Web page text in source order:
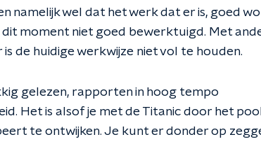
namelijk wel dat het werk dat er is, goed
dit moment niet goed bewerktuigd. Met
de huidige werkwijze niet vol te houden.
gelezen, rapporten in hoog tempo
Het is alsof je met de Titanic door het
te ontwijken. Je kunt er donder op